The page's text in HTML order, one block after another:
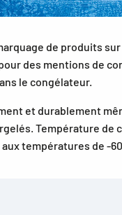
de produits
des mentions de
le congélateur.
et durablement
Température de
températures de -60